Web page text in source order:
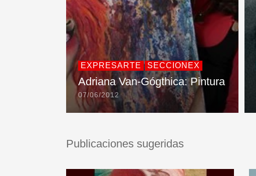
EXPRESARTE SECCIONEX
Adriana Van-Gógthica: Pintura
07/06/2012
Publicaciones sugeridas